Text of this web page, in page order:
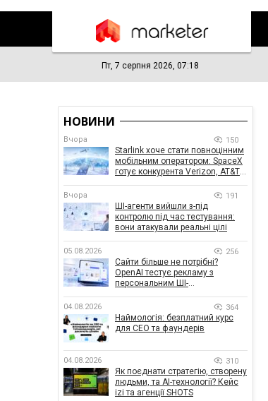
Пт, 7 серпня 2026, 07:18
НОВИНИ
Вчора 150
Starlink хоче стати повноцінним
мобільним оператором: SpaceX
готує конкурента Verizon, AT&T і
Вчора 191
ШІ-агенти вийшли з-під
контролю під час тестування:
вони атакували реальні цілі
05.08.2026 256
Сайти більше не потрібні?
OpenAI тестує рекламу з
персональним ШІ-
04.08.2026 364
Наймологія: безплатний курс
для CEO та фаундерів
04.08.2026 310
Як поєднати стратегію, створену
людьми, та AI-технології? Кейс
izi та агенції SHOTS